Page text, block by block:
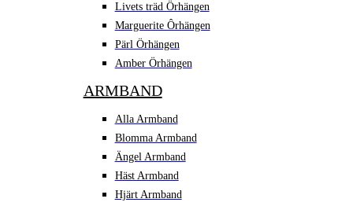
Livets träd Örhängen
Marguerite Ôrhängen
Pärl Örhängen
Amber Örhängen
ARMBAND
Alla Armband
Blomma Armband
Ängel Armband
Häst Armband
Hjärt Armband